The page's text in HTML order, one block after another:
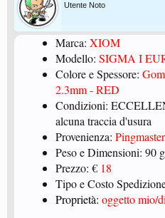
Utente Noto
Marca: XIOM
Modello: SIGMA I
Colore e Spessore:
2.3mm - RED
Condizioni:
alcuna traccia d'usura
Provenienza:
Peso e Dimensioni: 90
Prezzo: € 18
Tipo e Costo
Proprietà: oggetto mio/